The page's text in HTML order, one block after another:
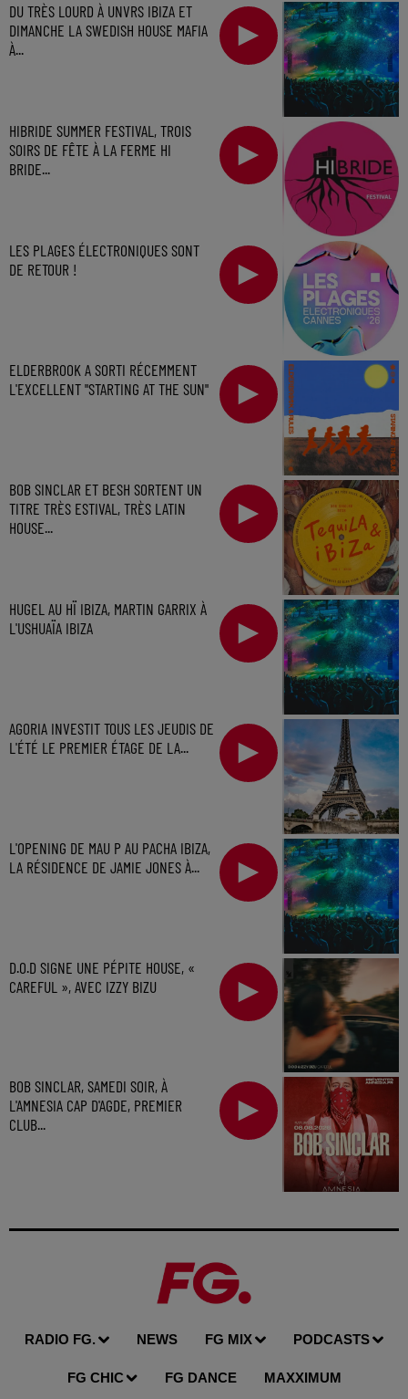
DU TRÈS LOURD À UNVRS IBIZA ET
DIMANCHE LA SWEDISH HOUSE MAFIA
À...
HIBRIDE SUMMER FESTIVAL, TROIS
SOIRS DE FÊTE À LA FERME HI
BRIDE...
LES PLAGES ÉLECTRONIQUES SONT
DE RETOUR !
ELDERBROOK A SORTI RÉCEMMENT
L'EXCELLENT "STARTING AT THE SUN"
BOB SINCLAR ET BESH SORTENT UN
TITRE TRÈS ESTIVAL, TRÈS LATIN
HOUSE...
HUGEL AU HÏ IBIZA, MARTIN GARRIX À
L'USHUAÏA IBIZA
AGORIA INVESTIT TOUS LES JEUDIS DE
L'ÉTÉ LE PREMIER ÉTAGE DE LA...
L'OPENING DE MAU P AU PACHA IBIZA,
LA RÉSIDENCE DE JAMIE JONES À...
D.O.D SIGNE UNE PÉPITE HOUSE, «
CAREFUL », AVEC IZZY BIZU
BOB SINCLAR, SAMEDI SOIR, À
L'AMNESIA CAP D'AGDE, PREMIER
CLUB...
RADIO FG. NEWS FG MIX PODCASTS
FG CHIC FG DANCE MAXXIMUM